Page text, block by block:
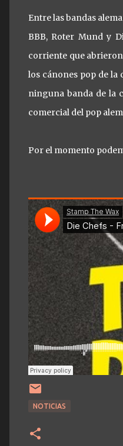
Entre las bandas
BBB, Roter Mund y
corriente que
los cánones pop de
ninguna banda de la
comercial del pop
Por el momento
NOTICIAS